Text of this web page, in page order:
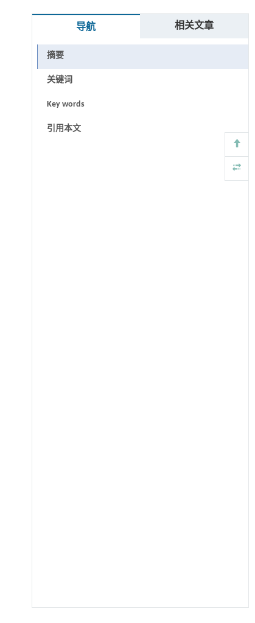
导航 相关文章
摘要
关键词
Key words
引用本文